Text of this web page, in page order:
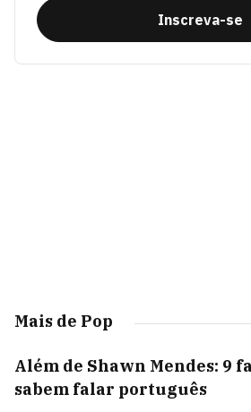
Inscreva-se
Mais de Pop
Além de Shawn Mendes: 9
sabem falar português